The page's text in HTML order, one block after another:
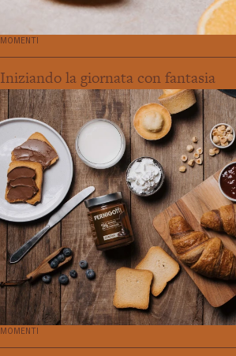
MOMENTI
Iniziando la giornata con fantasia
MOMENTI